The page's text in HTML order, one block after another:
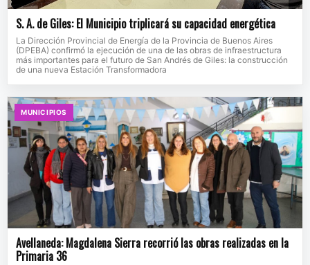
S. A. de Giles: El Municipio triplicará su capacidad energética
La Dirección Provincial de Energía de la Provincia de Buenos Aires
(DPEBA) confirmó la ejecución de una de las obras de infraestructura
más importantes para el futuro de San Andrés de Giles: la construcción
de una nueva Estación Transformadora
MUNICIPIOS
Avellaneda: Magdalena Sierra recorrió las obras realizadas en la
Primaria 36